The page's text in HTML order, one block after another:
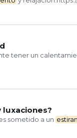
tener un
luxaciones?
sometido a un